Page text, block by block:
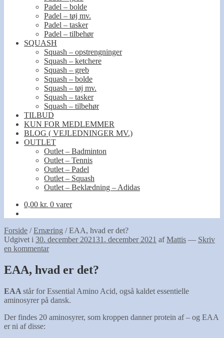
Padel – bolde
Padel – tøj mv.
Padel – tasker
Padel – tilbehør
SQUASH
Squash – opstrengninger
Squash – ketchere
Squash – greb
Squash – bolde
Squash – tøj mv.
Squash – tasker
Squash – tilbehør
TILBUD
KUN FOR MEDLEMMER
BLOG ( VEJLEDNINGER MV.)
OUTLET
Outlet – Badminton
Outlet – Tennis
Outlet – Padel
Outlet – Squash
Outlet – Beklædning – Adidas
0,00 kr. 0 varer
Forside /Ernæring /EAA, hvad er det?
Udgivet i 30. december 202131. december 2021 afMattis — Skriv
en kommentar
EAA, hvad er det?
EAA står for Essential Amino Acid, også kaldet essentielle
aminosyrer på dansk.
Der findes 20 aminosyrer, som kroppen danner protein af – og EAA
er ni af disse: